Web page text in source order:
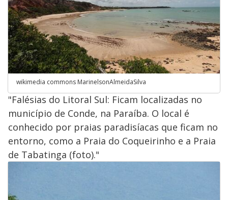
wikimedia commons MarinelsonAlmeidaSilva
"Falésias do Litoral Sul: Ficam localizadas no
município de Conde, na Paraíba. O local é
conhecido por praias paradisíacas que ficam no
entorno, como a Praia do Coqueirinho e a Praia
de Tabatinga (foto)."